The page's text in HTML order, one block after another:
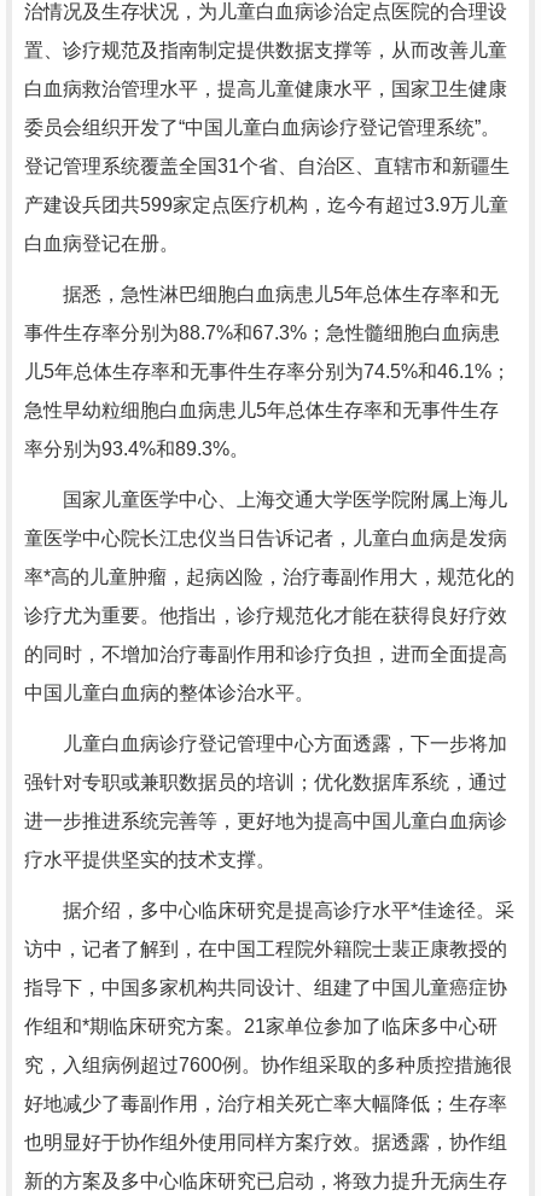
治情况及生存状况，为儿童白血病诊治定点医院的合理设
置、诊疗规范及指南制定提供数据支撑等，从而改善儿童
白血病救治管理水平，提高儿童健康水平，国家卫生健康
委员会组织开发了“中国儿童白血病诊疗登记管理系统”。
登记管理系统覆盖全国31个省、自治区、直辖市和新疆生
产建设兵团共599家定点医疗机构，迄今有超过3.9万儿童
白血病登记在册。
据悉，急性淋巴细胞白血病患儿5年总体生存率和无
事件生存率分别为88.7%和67.3%；急性髓细胞白血病患
儿5年总体生存率和无事件生存率分别为74.5%和46.1%；
急性早幼粒细胞白血病患儿5年总体生存率和无事件生存
率分别为93.4%和89.3%。
国家儿童医学中心、上海交通大学医学院附属上海儿
童医学中心院长江忠仪当日告诉记者，儿童白血病是发病
率*高的儿童肿瘤，起病凶险，治疗毒副作用大，规范化的
诊疗尤为重要。他指出，诊疗规范化才能在获得良好疗效
的同时，不增加治疗毒副作用和诊疗负担，进而全面提高
中国儿童白血病的整体诊治水平。
儿童白血病诊疗登记管理中心方面透露，下一步将加
强针对专职或兼职数据员的培训；优化数据库系统，通过
进一步推进系统完善等，更好地为提高中国儿童白血病诊
疗水平提供坚实的技术支撑。
据介绍，多中心临床研究是提高诊疗水平*佳途径。采
访中，记者了解到，在中国工程院外籍院士裴正康教授的
指导下，中国多家机构共同设计、组建了中国儿童癌症协
作组和*期临床研究方案。21家单位参加了临床多中心研
究，入组病例超过7600例。协作组采取的多种质控措施很
好地减少了毒副作用，治疗相关死亡率大幅降低；生存率
也明显好于协作组外使用同样方案疗效。据透露，协作组
新的方案及多中心临床研究已启动，将致力提升无病生存